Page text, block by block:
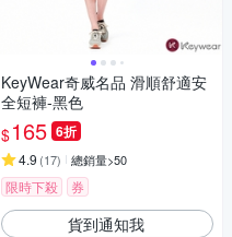
KeyWear奇威名品 滑順舒適安
全短褲-黑色
$165 6折
4.9 (17) 總銷量>50
限時下殺 券
貨到通知我